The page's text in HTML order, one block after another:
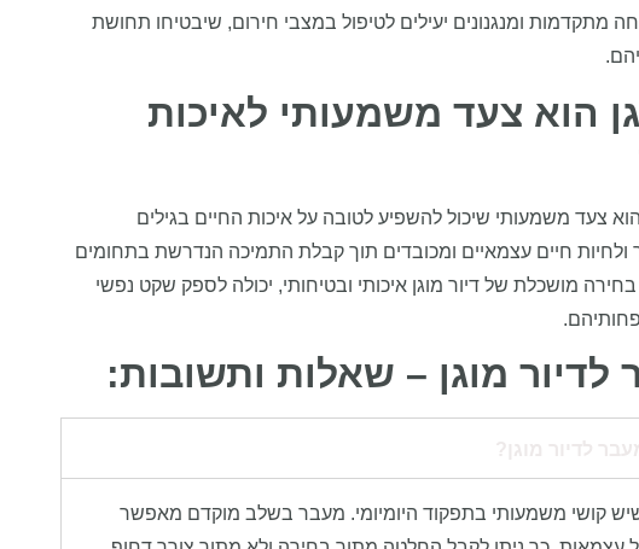
ומנגנונים יעילים לטיפול במצבי חירום, שיבטיחו תחושת
הוא צעד משמעותי לאיכות
צעד משמעותי שיכול להשפיע לטובה על איכות החיים בגילים
חיים עצמאיים ומכובדים תוך קבלת התמיכה הנדרשת בתחומים
מושכלת של דיור מוגן איכותי ובטיחותי, יכולה לספק שקט נפשי
לדיור מוגן – שאלות ותשובות:
שיש קושי משמעותי בתפקוד היומיומי. מעבר בשלב מוקדם מאפשר